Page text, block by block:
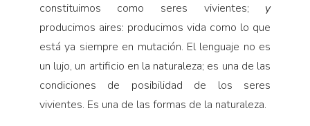
constituimos como seres vivientes; y
producimos aires: producimos vida como lo que
está ya siempre en mutación. El lenguaje no es
un lujo, un artificio en la naturaleza; es una de las
condiciones de posibilidad de los seres
vivientes. Es una de las formas de la naturaleza.